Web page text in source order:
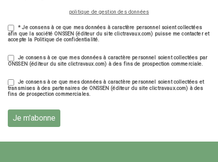
politique de gestion des données
* Je consens à ce que mes données à caractère personnel soient collectées
afin que la société ONSSEN (éditeur du site clictravaux.com) puisse me contacter et
accepte la Politique de confidentialité.
Je consens à ce que mes données à caractère personnel soient collectées par
ONSSEN (éditeur du site clictravaux.com) à des fins de prospection commerciale.
Je consens à ce que mes données à caractère personnel soient collectées et
transmises à des partenaires de ONSSEN (éditeur du site clictravaux.com) à des
fins de prospection commerciales.
Je m'abonne